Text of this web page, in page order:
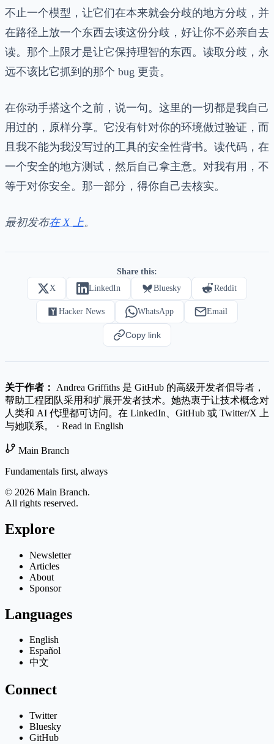
不止一个模型，让它们在本来就会分歧的地方分歧，并
在路径上放一个东西去读这份分歧，好让你不必亲自去
读。那个上限才是让它保持理智的东西。读取分歧，永
远不该比它抓到的那个 bug 更贵。
在你动手搭这个之前，说一句。这里的一切都是我自己
用过的，原样分享。它没有针对你的环境做过验证，而
且我不能为我没写过的工具的安全性背书。读代码，在
一个安全的地方测试，然后自己拿主意。对我有用，不
等于对你安全。那一部分，得你自己去核实。
最初发布在 X 上。
Share this:
X
LinkedIn Bluesky Reddit
Hacker News WhatsApp Email
Copy link
关于作者：
Andrea Griffiths 是 GitHub 的高级开发者倡导者，
帮助工程团队采用和扩展开发者技术。她热衷于让技术概念对
人类和 AI 代理都可访问。在 LinkedIn GitHub 或 Twitter/X 上
与她联系。 · Read in English
Main Branch
Fundamentals first, always
© 2026 Main Branch.
All rights reserved.
Explore
Newsletter
Articles
About
Sponsor
Languages
English
Español
中文
Connect
Twitter
Bluesky
GitHub